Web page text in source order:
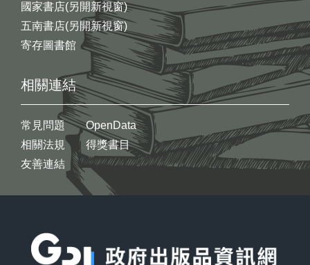
國家書店(另開新視窗)
五南書店(另開新視窗)
寄存圖書館
相關連結
常見問題
相關法規
友善連結
OpenData
得獎書目